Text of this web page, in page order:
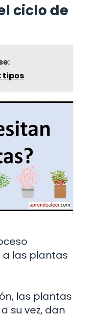
ciclo de
tipos
las plantas
las plantas
su vez, dan